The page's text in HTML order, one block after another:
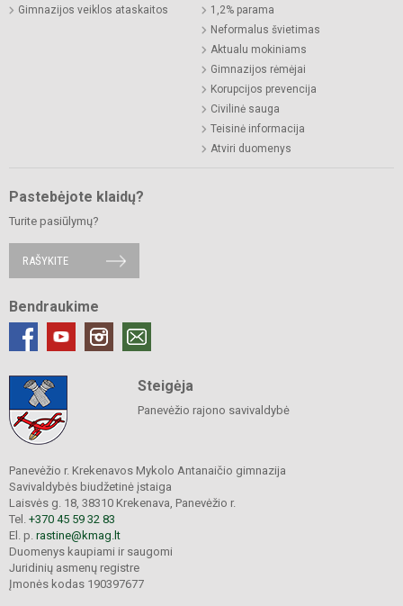
Gimnazijos veiklos ataskaitos
1,2% parama
Neformalus švietimas
Aktualu mokiniams
Gimnazijos rėmėjai
Korupcijos prevencija
Civilinė sauga
Teisinė informacija
Atviri duomenys
Pastebėjote klaidų?
Turite pasiūlymų?
RAŠYKITE
Bendraukime
Steigėja
Panevėžio rajono savivaldybė
Panevėžio r. Krekenavos Mykolo Antanaičio gimnazija
Savivaldybės biudžetinė įstaiga
Laisvės g. 18, 38310 Krekenava, Panevėžio r.
Tel. +370 45 59 32 83
El. p. rastine@kmag.lt
Duomenys kaupiami ir saugomi
Juridinių asmenų registre
Įmonės kodas 190397677